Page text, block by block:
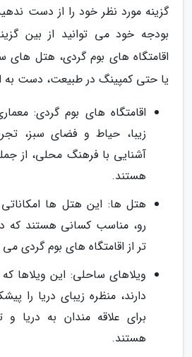
گزینه مورد نظر خود را از دست
بودجه خود می توانید از بین
اقامتگاه های بوم گردی، هتل های
یا حتی کمپینگ در طبیعت، دست به
اقامتگاه های بوم گردی:
زیبا، حیاط و فضای سبز،
آشنایی با فرهنگ محلی، از
هستند.
هتل ها: این هتل ها
رو، مناسب کسانی هستند که
تر از اقامتگاه های بوم گردی
ویلاهای ساحلی: این ویلاها
دارند، منظره زیبای دریا را
برای علاقه مندان به دریا
هستند.